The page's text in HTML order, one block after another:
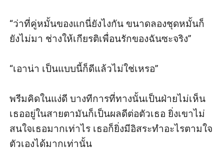
“ว่าที่คู่หมั้นของแกนี่ยังไงกัน ขนาดลองชุดหมั้นก็
ยังไม่มา ช่างให้เกียรติเพื่อนรักของฉันซะจริง”
“เอาน่า เป็นแบบนี้ก็ดีแล้วไม่ใช่เหรอ”
พรีมคิดในแง่ดี บางทีการที่ทางนั้นเป็นฝ่ายไม่เห็น
เธออยู่ในสายตามันก็เป็นผลดีต่อตัวเธอ ยิ่งเขาไม่
สนใจเธอมากเท่าไร เธอก็ยิ่งมีอิสระทำอะไรตามใจ
ตัวเองได้มากเท่านั้น